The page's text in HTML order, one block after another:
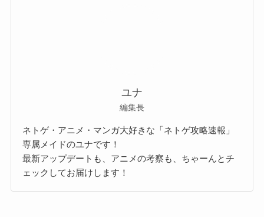
ユナ
編集長
ネトゲ・アニメ・マンガ大好きな「ネトゲ攻略速報」
専属メイドのユナです！
最新アップデートも、アニメの考察も、ちゃーんとチ
ェックしてお届けします！